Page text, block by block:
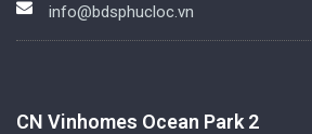
info@bdsphucloc.vn
CN Vinhomes Ocean Park 2